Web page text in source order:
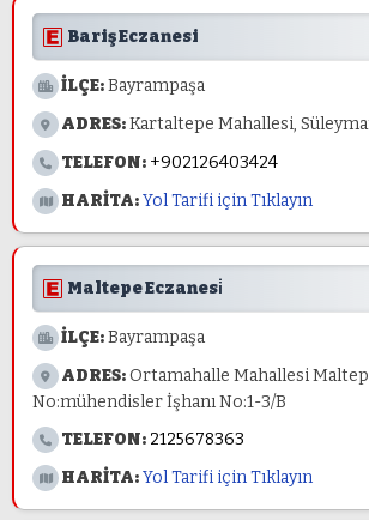
Bariş Eczanesi
İLÇE:Bayrampaşa
ADRES:Kartaltepe Mahallesi,
TELEFON: +902126403424
HARİTA:Yol Tarifi için Tıklayın
Maltepe Eczanesi̇
İLÇE:Bayrampaşa
ADRES:Ortamahalle Mahallesi
No:mühendisler İşhanı No:1-3/B
TELEFON: 2125678363
HARİTA:Yol Tarifi için Tıklayın